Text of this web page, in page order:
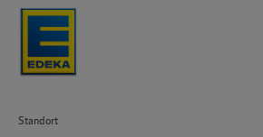
Standort